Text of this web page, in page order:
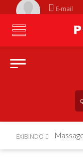
E-mail
EXIBINDO